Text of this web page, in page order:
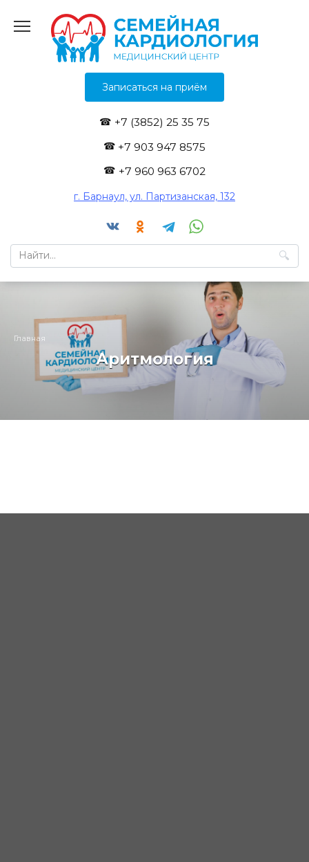
содержанию
Записаться на приём
+7 (3852) 25 35 75
+7 903 947 8575
+7 960 963 6702
г. Барнаул, ул. Партизанская, 132
Search
for:
Главная
Аритмология